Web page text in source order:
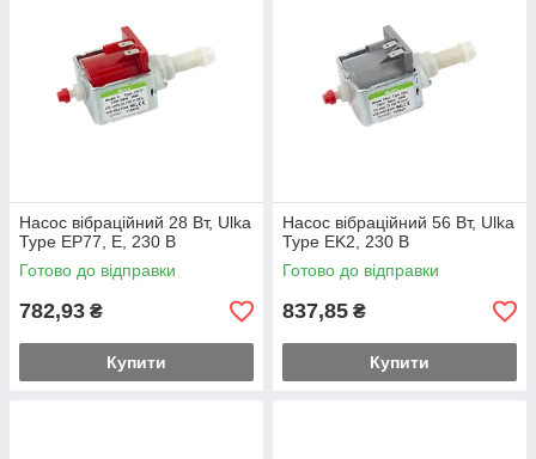
Насос вібраційний 28 Вт, Ulka
Type EP77, E, 230 В
Готово до відправки
782,93 ₴
Купити
Насос вібраційний 56 Вт, Ulka
Type EK2, 230 В
Готово до відправки
837,85 ₴
Купити